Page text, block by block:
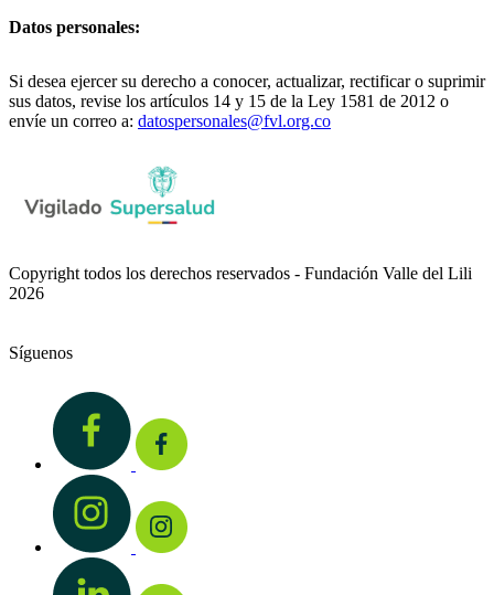
Datos personales:
Si desea ejercer su derecho a conocer, actualizar, rectificar o suprimir
sus datos, revise los artículos 14 y 15 de la Ley 1581 de 2012 o
envíe un correo a: datospersonales@fvl.org.co
Copyright todos los derechos reservados - Fundación Valle del Lili
2026
Síguenos